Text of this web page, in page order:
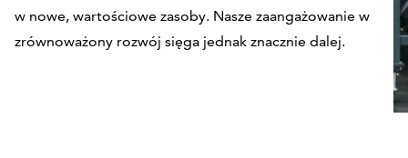
w nowe, wartościowe zasoby. Nasze zaangażowanie w
zrównoważony rozwój sięga jednak znacznie dalej.